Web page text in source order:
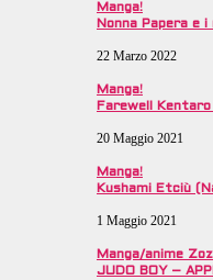
Manga!
Nonna Papera
22 Marzo 2022
Manga!
Farewell Kentaro
20 Maggio 2021
Manga!
Kushami Etciù
1 Maggio 2021
Manga/anime
JUDO BOY –